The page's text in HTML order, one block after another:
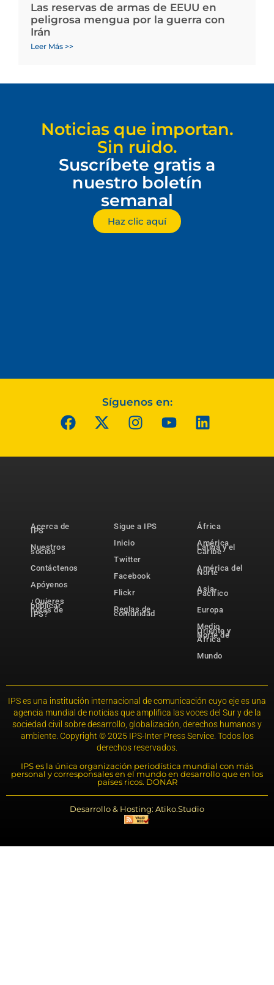
Las reservas de armas de EEUU en
peligrosa mengua por la guerra con
Irán
Leer Más >>
Noticias que importan.
Sin ruido.
Suscríbete gratis a
nuestro boletín
semanal
Haz clic aquí
Síguenos en:
Acerca de
IPS
Nuestros
socios
Contáctenos
Apóyenos
¿Quieres
publicar
notas de
IPS?
Sigue a IPS
Inicio
Twitter
Facebook
Flickr
Reglas de
comunidad
África
América
Latina y el
Caribe
América del
Norte
Asia-
Pacífico
Europa
Medio
Oriente y
Norte de
África
Mundo
IPS es una institución internacional de comunicación cuyo eje es una
agencia mundial de noticias que amplifica las voces del Sur y de la
sociedad civil sobre desarrollo, globalización, derechos humanos y
ambiente. Copyright © 2025 IPS-Inter Press Service. Todos los
derechos reservados.
IPS es la única organización periodística mundial con más
personal y corresponsales en el mundo en desarrollo que en los
países ricos. DONAR
Desarrollo & Hosting: Atiko.Studio